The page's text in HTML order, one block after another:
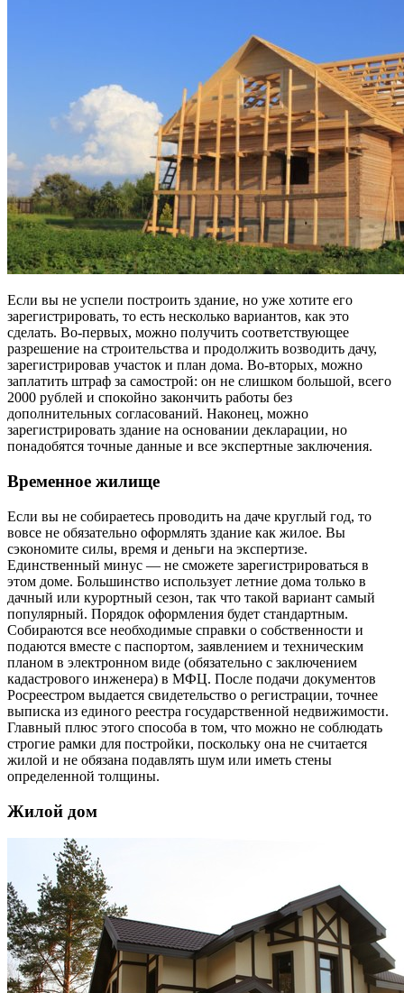
Если вы не успели построить здание, но уже хотите его
зарегистрировать, то есть несколько вариантов, как это
сделать. Во-первых, можно получить соответствующее
разрешение на строительства и продолжить возводить дачу,
зарегистрировав участок и план дома. Во-вторых, можно
заплатить штраф за самострой: он не слишком большой, всего
2000 рублей и спокойно закончить работы без
дополнительных согласований. Наконец, можно
зарегистрировать здание на основании декларации, но
понадобятся точные данные и все экспертные заключения.
Временное жилище
Если вы не собираетесь проводить на даче круглый год, то
вовсе не обязательно оформлять здание как жилое. Вы
сэкономите силы, время и деньги на экспертизе.
Единственный минус — не сможете зарегистрироваться в
этом доме. Большинство использует летние дома только в
дачный или курортный сезон, так что такой вариант самый
популярный. Порядок оформления будет стандартным.
Собираются все необходимые справки о собственности и
подаются вместе с паспортом, заявлением и техническим
планом в электронном виде (обязательно с заключением
кадастрового инженера) в МФЦ. После подачи документов
Росреестром выдается свидетельство о регистрации, точнее
выписка из единого реестра государственной недвижимости.
Главный плюс этого способа в том, что можно не соблюдать
строгие рамки для постройки, поскольку она не считается
жилой и не обязана подавлять шум или иметь стены
определенной толщины.
Жилой дом